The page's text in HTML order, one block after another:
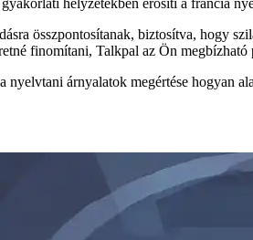
összpontosítanak, biztosítva, hogy
finomítani, Talkpal az Ön megbízható
árnyalatok megértése hogyan